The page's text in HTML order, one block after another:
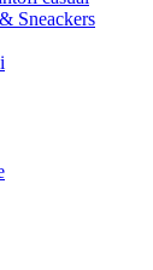
Sneackers